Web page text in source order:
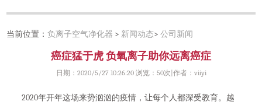
当前位置：负离子空气净化器 > 新闻动态>公司新闻
癌症猛于虎 负氧离子助你远离癌症
日期：2020/5/27 10:26:20 浏览： 50次|作者：viiyi
2020年开年这场来势汹汹的疫情，让每个人都深受教育。越